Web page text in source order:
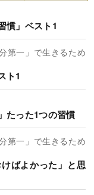
慣」ベスト1
第一」で生きるため
ト1
たった1つの習慣
第一」で生きるため
ばよかった」と思